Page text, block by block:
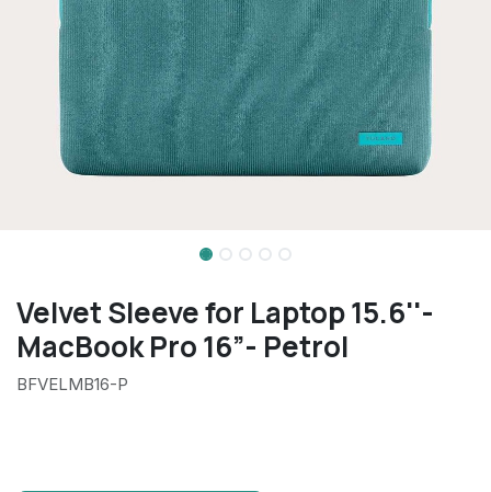
Velvet Sleeve for Laptop 15.6''-
MacBook Pro 16”- Petrol
BFVELMB16-P